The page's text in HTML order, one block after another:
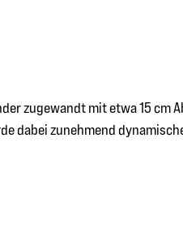
zugewandt mit etwa 15 cm
dabei zunehmend